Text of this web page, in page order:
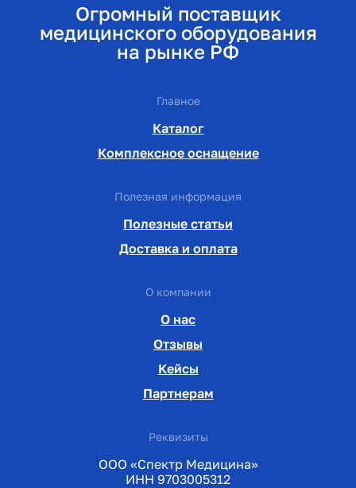
Огромный поставщик
медицинского оборудования
на рынке РФ
Главное
Каталог
Комплексное оснащение
Полезная информация
Полезные статьи
Доставка и оплата
О компании
О нас
Отзывы
Кейсы
Партнерам
Реквизиты
ООО «Спектр Медицина»
ИНН 9703005312